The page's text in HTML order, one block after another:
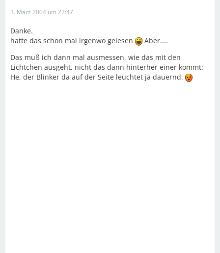
3. März 2004 um 22:47
Danke.
hatte das schon mal irgenwo gelesen
Aber....
Das muß ich dann mal ausmessen, wie das mit den
Lichtchen ausgeht, nicht das dann hinterher einer kommt:
He, der Blinker da auf der Seite leuchtet ja dauernd.